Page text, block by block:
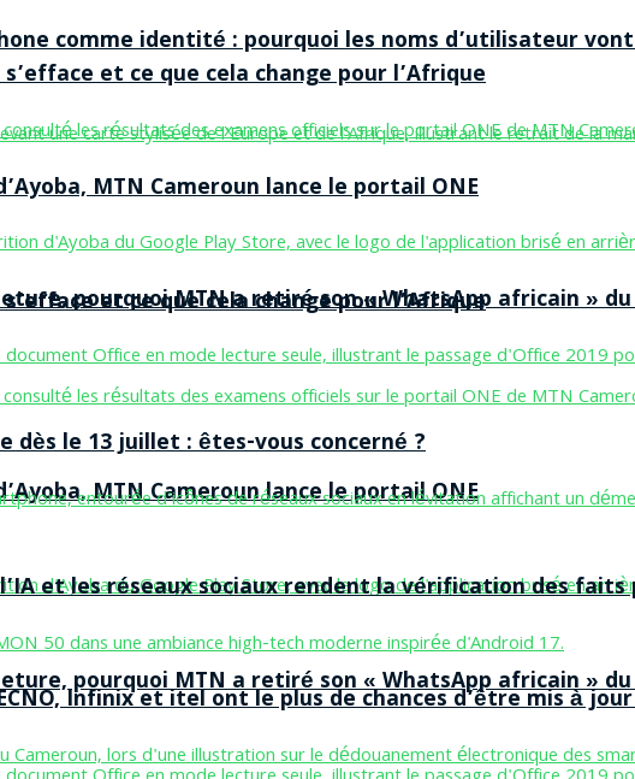
comme identité : pourquoi les noms d’utilisateur
et ce que cela change pour l’Afrique
MTN Cameroun lance le portail ONE
pourquoi MTN a retiré son « WhatsApp africain »
et ce que cela change pour l’Afrique
MTN Cameroun lance le portail ONE
pourquoi MTN a retiré son « WhatsApp africain »
dès le 13 juillet : êtes-vous concerné ?
et les réseaux sociaux rendent la vérification des
Infinix et itel ont le plus de chances d’être mis à